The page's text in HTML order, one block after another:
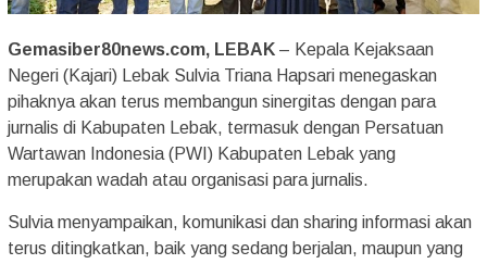
Gemasiber80news.com, LEBAK – Kepala Kejaksaan
Negeri (Kajari) Lebak Sulvia Triana Hapsari menegaskan
pihaknya akan terus membangun sinergitas dengan para
jurnalis di Kabupaten Lebak, termasuk dengan Persatuan
Wartawan Indonesia (PWI) Kabupaten Lebak yang
merupakan wadah atau organisasi para jurnalis.
Sulvia menyampaikan, komunikasi dan sharing informasi akan
terus ditingkatkan, baik yang sedang berjalan, maupun yang